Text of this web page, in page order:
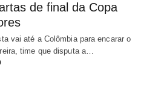
de final da Copa
vai até a Colômbia para encarar o
time que disputa a…